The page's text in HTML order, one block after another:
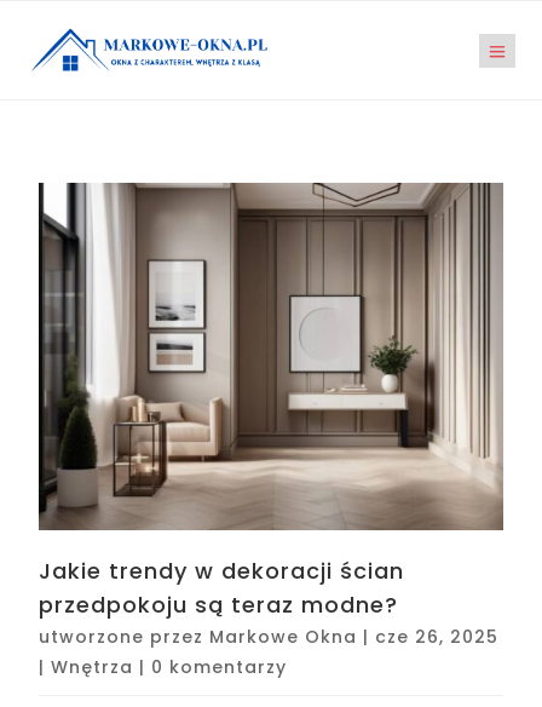
Jakie trendy w dekoracji ścian
przedpokoju są teraz modne?
utworzone przez Markowe Okna | cze 26, 2025
|Wnętrza | 0 komentarzy